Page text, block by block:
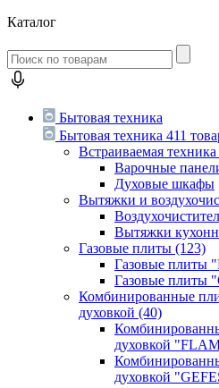
Каталог
Бытовая техника
Бытовая техника 411
Встраиваемая техника
Варочные
Духовые шкафы
Вытяжки и
Вытяжки
Газовые плиты (123)
Газовые плиты
Газовые плиты
Комбинированные
духовкой (40)
духовкой
духовкой